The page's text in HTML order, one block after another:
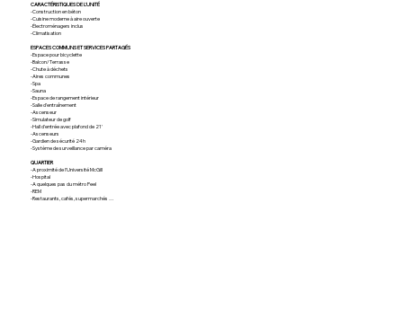
CARACTÉRISTIQUES DE L'UNITÉ
-Construction en béton
-Cuisine moderne à aire ouverte
-Électroménagers inclus
-Climatisation
ESPACES COMMUNS ET SERVICES PARTAGÉS
-Espace pour bicyclette
-Balcon/Terrasse
-Chute à déchets
-Aires communes
-Spa
-Sauna
-Espace de rangement intérieur
-Salle d’entraînement
-Ascenseur
-Simulateur de golf
-Hall d'entrée avec plafond de 21'
-Ascenseurs
-Gardien de sécurité 24h
-Système de surveillance par caméra
QUARTIER
-A proximité de l'Université McGill
-Hospital
-A quelques pas du métro Peel
-REM
-Restaurants, cafés, supermarchés …